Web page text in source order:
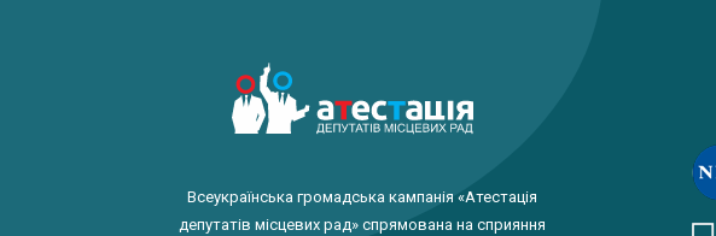
Всеукраїнська громадська кампанія «Атестація
депутатів місцевих рад» спрямована на сприяння